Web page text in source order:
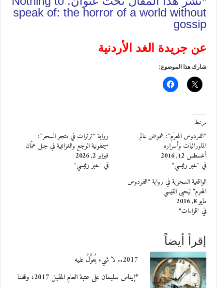
speak of: the horror of a world without
gossip
عن جريدة الغد الأردنية
شارك هذا الموضوع:
مرتبط
“الفردوس المحرّم”: غموض عالم
الماورائيات وأسراره
أغسطس 12, 2016
في "خبر رئيسي"
رواية “ثرثرات في متجر السحر”:
سيمفونية الوجع والغرائبية في جبل عمّان
فبراير 2, 2026
في "خبر رئيسي"
الواقعية السحرية في رواية “الفردوس
المحرم” ليحيى القيسي
مايو 8, 2016
في "قراءات"
إقرأ أيضاً
2017.. لا شيء يُعوَّلُ عليه
*إيناس سليمان على عتبة العام المقبل 2017، وقفنا